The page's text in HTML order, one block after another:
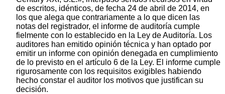
de escritos, idénticos, de fecha 24 de abril de 2014, en
los que alega que contrariamente a lo que dicen las
notas del registrador, el informe de auditoría cumple
fielmente con lo establecido en la Ley de Auditoría. Los
auditores han emitido opinión técnica y han optado por
emitir un informe con opinión denegada en cumplimiento
de lo previsto en el artículo 6 de la Ley. El informe cumple
rigurosamente con los requisitos exigibles habiendo
hecho constar el auditor los motivos que justifican su
decisión.